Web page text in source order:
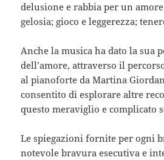
delusione e rabbia per un
gelosia; gioco e leggerezza;
Anche la musica ha dato la sua
dell’amore, attraverso il
al pianoforte da Martina
consentito di esplorare altre
questo meraviglio e complicato
Le spiegazioni fornite per ogni
notevole bravura esecutiva e